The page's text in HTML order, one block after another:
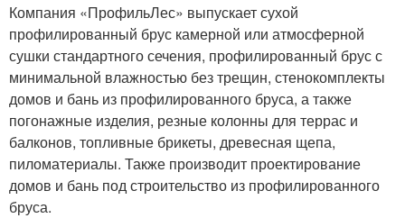
Компания «ПрофильЛес» выпускает сухой
профилированный брус камерной или атмосферной
сушки стандартного сечения, профилированный брус с
минимальной влажностью без трещин, стенокомплекты
домов и бань из профилированного бруса, а также
погонажные изделия, резные колонны для террас и
балконов, топливные брикеты, древесная щепа,
пиломатериалы. Также производит проектирование
домов и бань под строительство из профилированного
бруса.